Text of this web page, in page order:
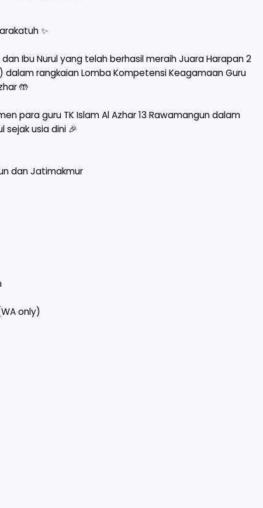
✨
Ibu Nurul yang telah berhasil meraih Juara Harapan 2
dalam rangkaian Lomba Kompetensi Keagamaan Guru
🤲
para guru TK Islam Al Azhar 13 Rawamangun dalam
usia dini 🎉
dan Jatimakmur
only)